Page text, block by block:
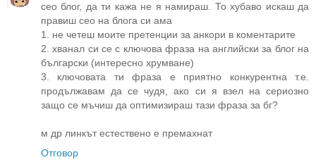
сео блог, да ти кажа не я намираш. То хубаво искаш да
правиш сео на блога си ама
1. не четеш моите претенции за анкори в коментарите
2. хванал си се с ключова фраза на английски за блог на
български (интересно хрумване)
3. ключовата ти фраза е приятно конкурентна т.е.
продължавам да се чудя, ако си я взел на сериозно
защо се мъчиш да оптимизираш тази фраза за бг?
м др линкът естествено е премахнат
Отговор